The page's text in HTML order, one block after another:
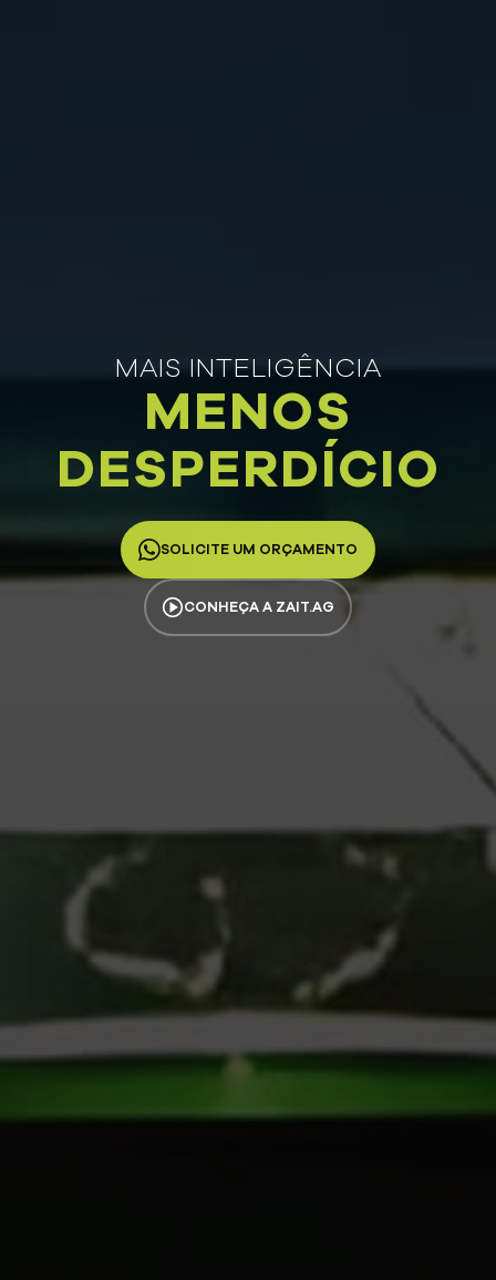
MAIS INTELIGÊNCIA
MENOS
DESPERDÍCIO
SOLICITE UM ORÇAMENTO
CONHEÇA A ZAIT.AG